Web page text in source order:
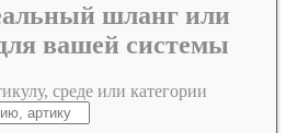
шланг или
вашей системы
среде или категории